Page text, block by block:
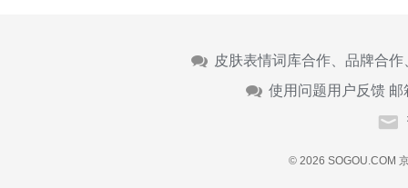
皮肤表情词库合作、品牌合
使用问题用户反馈 邮
© 2026 SOGOU.COM